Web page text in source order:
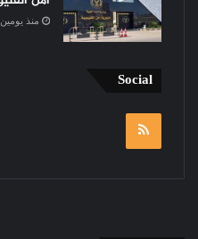
منذ يومين
Social
RSS